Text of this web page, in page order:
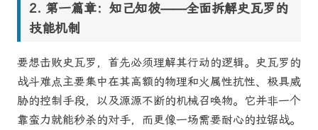
第一篇章：知己知彼——全面拆解史瓦罗的
技能机制
要想击败史瓦罗，首先必须理解其行动的逻辑。史瓦罗的
战斗难点主要集中在其高额的物理和火属性抗性、极具威
胁的控制手段，以及源源不断的机械召唤物。它并非一个
靠蛮力就能秒杀的对手，而更像一场需要耐心的拉锯战。